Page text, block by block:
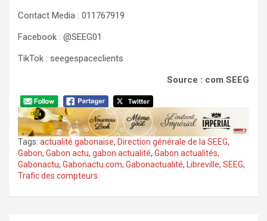
Contact Media : 011767919
Facebook : @SEEG01
TikTok : seegespaceclients
Source : com SEEG
Tags: actualité gabonaise, Direction générale de la SEEG,
Gabon, Gabon actu, gabon actualité, Gabon actualités,
Gabonactu, Gabonactu.com, Gabonactualité, Libreville, SEEG,
Trafic des compteurs